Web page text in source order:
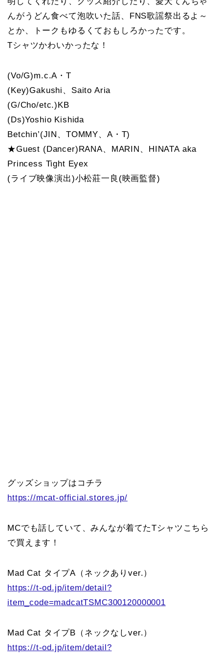
んがうどん食べて泡吹いた話、FNS歌謡祭出るよ～
とか、トークもゆるくておもしろかったです。
Tシャツかわいかったな！
(Vo/G)m.c.A・T
(Key)Gakushi、Saito Aria
(G/Cho/etc.)KB
(Ds)Yoshio Kishida
Betchin’(JIN、TOMMY、A・T)
★Guest (Dancer)RANA、MARIN、HINATA aka
Princess Tight Eyex
(ライブ映像演出)小松莊一良(映画監督)
グッズショップはコチラ
https://mcat-official.stores.jp/
MCでも話していて、みんなが着てたTシャツこちら
で買えます！
Mad Cat タイプA（ネックありver.）
https://t-od.jp/item/detail?
item_code=madcatTSMC300120000001
Mad Cat タイプB（ネックなしver.）
https://t-od.jp/item/detail?